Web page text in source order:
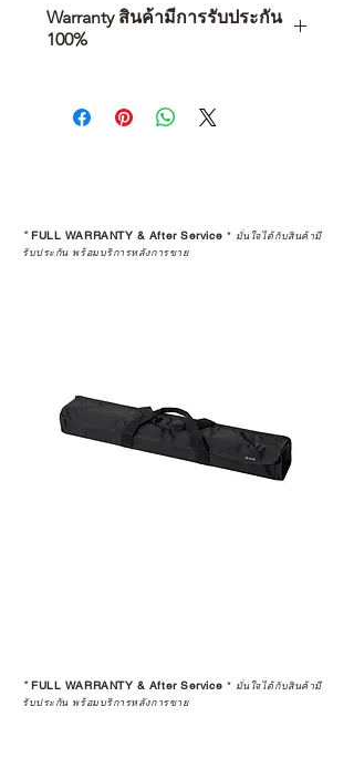
Warranty สินค้ามีการรับประกัน
100%
คุณตัดสินใจซื้อ แต่รวมไปถึง
“ประสบการณ์หลังการใช้งาน” ใน
STUDIO และร้านตัวแทนจำหน่ายที่
ได้รับการแต่งตั้งอย่างเป็นทางการ จะ
อนาคต
ก่อนตัดสินใจซื้อสินค้า เราอยาก
แนะนำให้คุณสอบถามทุกครั้งว่า ร้าน
ในอุปกรณ์ที่คุณรัก มีคุณค่าอย่าง
*FULL WARRANTY & After Service * มั่นใจได้กับสินค้ามี
รับประกัน พร้อมบริการหลังการขาย
*FULL WARRANTY & After Service * มั่นใจได้กับสินค้ามี
รับประกัน พร้อมบริการหลังการขาย